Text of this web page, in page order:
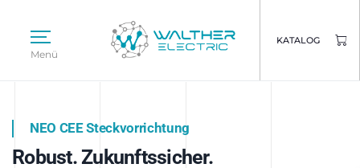
Menü
KATALOG
NEO CEE Steckvorrichtung
Robust. Zukunftssicher.